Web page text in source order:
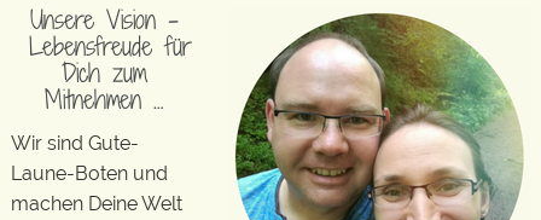
Unsere Vision –
Lebensfreude für
Dich zum
Mitnehmen …
Wir sind Gute-
Laune-Boten und
machen Deine Welt